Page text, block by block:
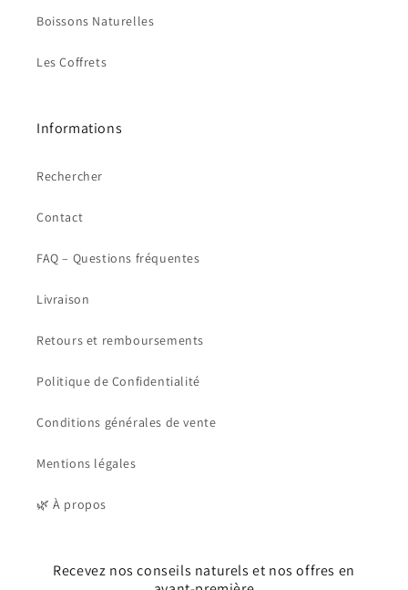
Boissons Naturelles
Les Coffrets
Informations
Rechercher
Contact
FAQ – Questions fréquentes
Livraison
Retours et remboursements
Politique de Confidentialité
Conditions générales de vente
Mentions légales
🌿 À propos
Recevez nos conseils naturels et nos offres en